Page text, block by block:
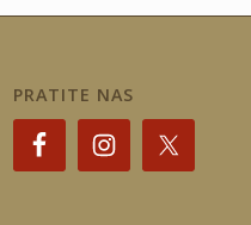
PRATITE NAS